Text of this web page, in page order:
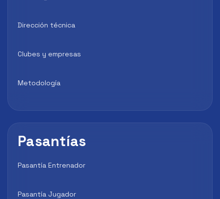
Dirección técnica
Clubes y empresas
Metodología
Pasantías
Pasantía Entrenador
Pasantía Jugador